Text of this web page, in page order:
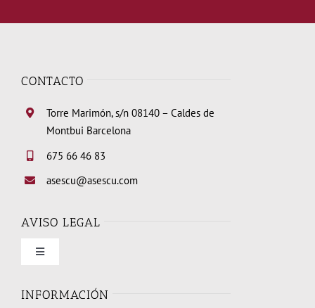
CONTACTO
Torre Marimón, s/n 08140 – Caldes de
Montbui Barcelona
675 66 46 83
asescu@asescu.com
AVISO LEGAL
Toggle
Condiciones de uso
INFORMACIÓN